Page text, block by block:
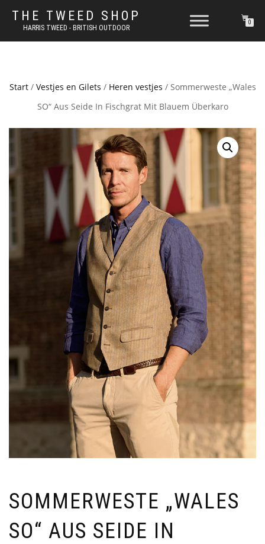
THE TWEED SHOP
HARRIS TWEED - BRITISH OUTDOOR
0
Start/ Vestjes en Gilets / Heren vestjes / Sommerweste „Wales
SO“ Aus Seide In Fischgrat Mit Blauem Überkaro
SOMMERWESTE „WALES
SO“ AUS SEIDE IN